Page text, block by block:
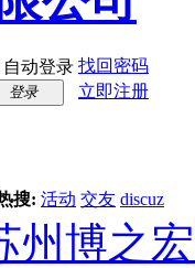
自动登录 找回密码
登录
立即注册
搜: 活动 交友 discuz
州博之